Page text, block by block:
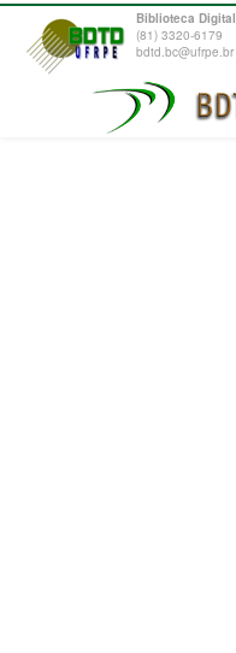
Biblioteca
(81) 3320-6179
bdtd.bc@ufrpe.br